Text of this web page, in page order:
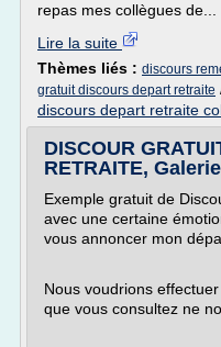
repas mes collègues de...
Lire la suite
Thèmes liés : discours
gratuit discours depart retraite
discours depart retraite
DISCOUR
RETRAITE,
Exemple gratuit de
avec une certaine
vous annoncer mon
Nous voudrions
que vous consultez ne